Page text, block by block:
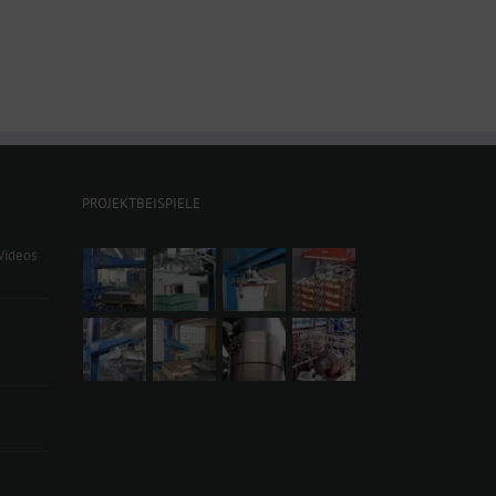
PROJEKTBEISPIELE